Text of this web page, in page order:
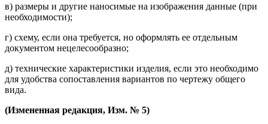
в) размеры и другие наносимые на изображения данные (при
необходимости);
г) схему, если она требуется, но оформлять ее отдельным
документом нецелесообразно;
д) технические характеристики изделия, если это необходимо
для удобства сопоставления вариантов по чертежу общего
вида.
(Измененная редакция, Изм. № 5)